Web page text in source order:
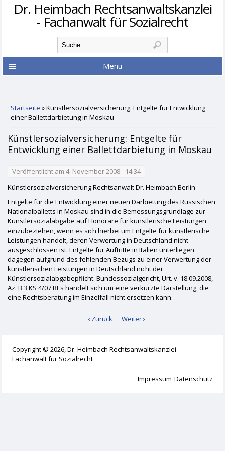
Dr. Heimbach Rechtsanwaltskanzlei
- Fachanwalt für Sozialrecht
Suchformular
Suche
Menü
Startseite » Künstlersozialversicherung: Entgelte für Entwicklung
einer Ballettdarbietung in Moskau
Künstlersozialversicherung: Entgelte für
Entwicklung einer Ballettdarbietung in Moskau
Veröffentlicht am 4. November 2008 - 14:34
Künstlersozialversicherung Rechtsanwalt Dr. Heimbach Berlin
Entgelte für die Entwicklung einer neuen Darbietung des Russischen
Nationalballetts in Moskau sind in die Bemessungsgrundlage zur
Künstlersozialabgabe auf Honorare für künstlerische Leistungen
einzubeziehen, wenn es sich hierbei um Entgelte für künstlerische
Leistungen handelt, deren Verwertung in Deutschland nicht
ausgeschlossen ist. Entgelte für Auftritte in Italien unterliegen
dagegen aufgrund des fehlenden Bezugs zu einer Verwertung der
künstlerischen Leistungen in Deutschland nicht der
Künstlersozialabgabepflicht. Bundessozialgericht, Urt. v. 18.09.2008,
Az. B 3 KS 4/07 REs handelt sich um eine verkürzte Darstellung, die
eine Rechtsberatung im Einzelfall nicht ersetzen kann.
‹ Zurück Weiter ›
Copyright © 2026, Dr. Heimbach Rechtsanwaltskanzlei -
Fachanwalt für Sozialrecht
Datenschutz
Impressum